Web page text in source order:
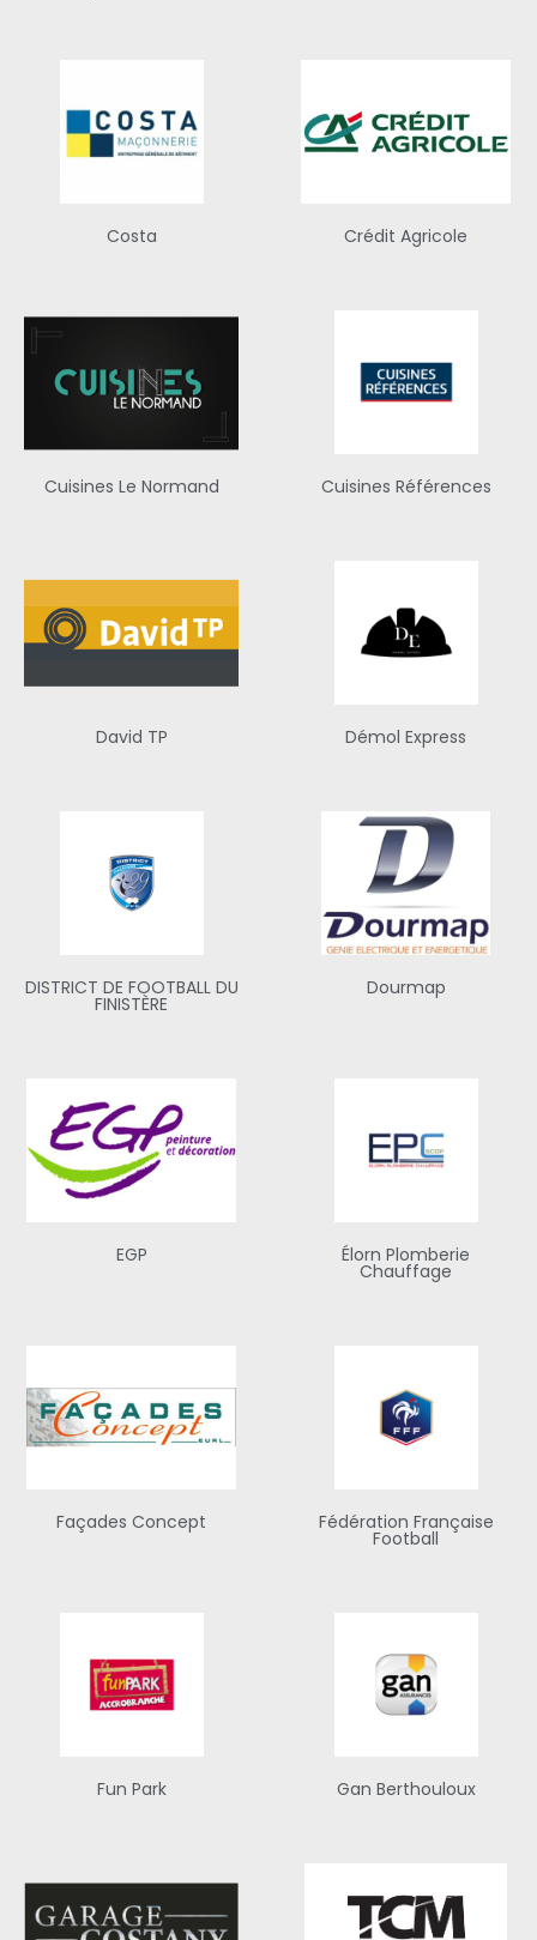
Costa Crédit Agricole
Cuisines Le Normand Cuisines Références
David TP Démol Express
DISTRICT DE FOOTBALL DU
FINISTÈRE
Dourmap
EGP Élorn Plomberie
Chauffage
Façades Concept Fédération Française
Football
Fun Park Gan Berthouloux